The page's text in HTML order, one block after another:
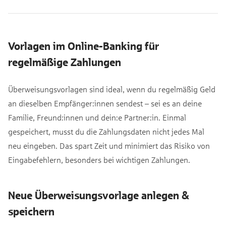
Vorlagen im Online-Banking für
regelmäßige Zahlungen
Überweisungsvorlagen sind ideal, wenn du regelmäßig Geld
an dieselben Empfänger:innen sendest – sei es an deine
Familie, Freund:innen und dein:e Partner:in. Einmal
gespeichert, musst du die Zahlungsdaten nicht jedes Mal
neu eingeben. Das spart Zeit und minimiert das Risiko von
Eingabefehlern, besonders bei wichtigen Zahlungen.
Neue Überweisungsvorlage anlegen &
speichern